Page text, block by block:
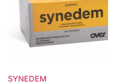
SYNEDEM